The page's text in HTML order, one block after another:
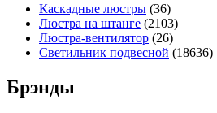
Каскадные люстры (36)
Люстра на штанге (2103)
Люстра-вентилятор (26)
Светильник подвесной (18636)
Брэнды